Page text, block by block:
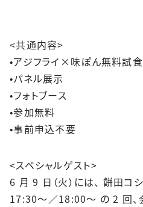
<共通内容>
•アジフライ×味ぽん無料試食
•パネル展示
•フォトブース
•参加無料
•事前申込不要
<スペシャルゲスト>
6 月 9 日（火）には、 餅田コ
17:30～／18:00～ の 2 回、